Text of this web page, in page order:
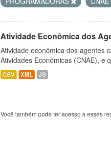
Atividade Econômica dos
Atividade econômica dos agentes
Atividades Econômicas (CNAE), e
CSV XML JS
Você também pode ter acesso a esses